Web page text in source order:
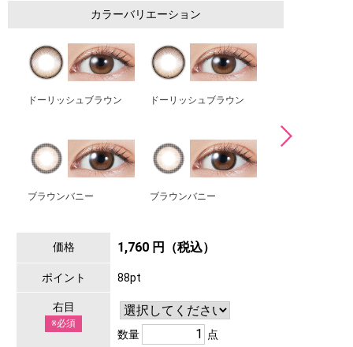
カラーバリエーション
ドーリッシュブラウン ドーリッシュブラウン
ブラウンバニー ブラウンバニー
価格 1,760 円（税込）
ポイント 88pt
右目
※必須
数量 点